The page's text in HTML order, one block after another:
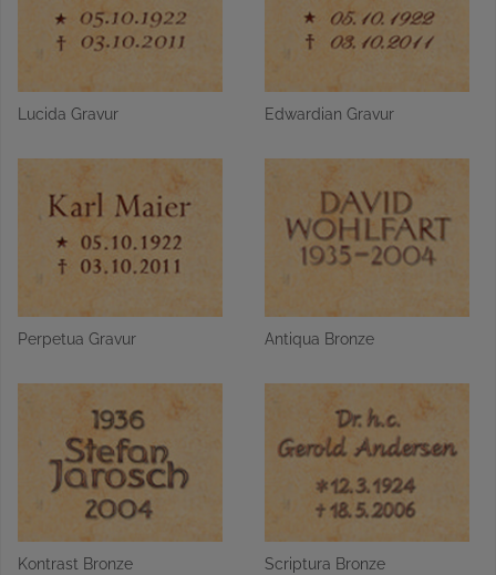
Lucida Gravur Edwardian Gravur
Perpetua Gravur Antiqua Bronze
Kontrast Bronze Scriptura Bronze